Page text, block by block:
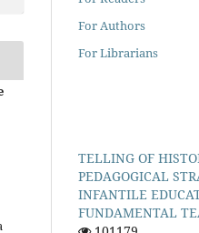
For Authors
For Librarians
TELLING OF
PEDAGOGICAL
INFANTILE
FUNDAMENTAL